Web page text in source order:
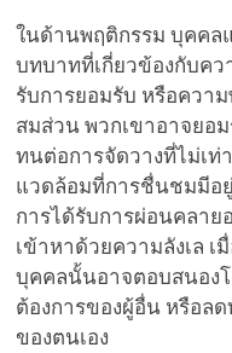
ในด้านพฤติกรรม บุคคล
บทบาทที่เกี่ยวข้องกับค
รับการยอมรับ หรือควา
สมส่วน พวกเขาอาจยอ
ทนต่อการจัดวางที่ไม่เท่
แวดล้อมที่การชื่นชมมีอ
การได้รับการผ่อนคลาย
เข้าหาด้วยความลังเล
บุคคลนั้นอาจตอบสนอง
ต้องการของผู้อื่น หรือล
ของตนเอง